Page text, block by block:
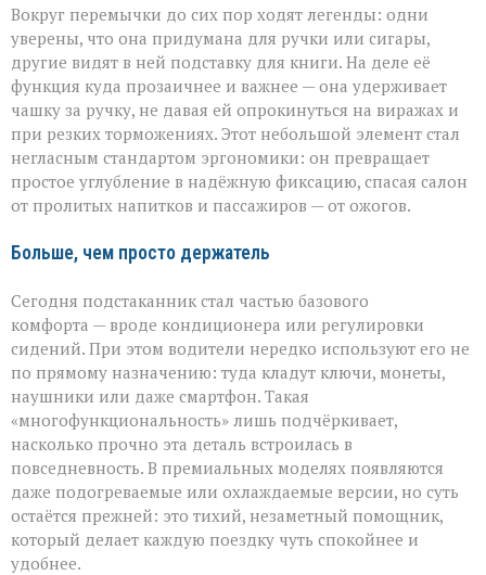
Вокруг перемычки до сих пор ходят легенды: одни
уверены, что она придумана для ручки или сигары,
другие видят в ней подставку для книги. На деле её
функция куда прозаичнее и важнее — она удерживает
чашку за ручку, не давая ей опрокинуться на виражах и
при резких торможениях. Этот небольшой элемент стал
негласным стандартом эргономики: он превращает
простое углубление в надёжную фиксацию, спасая салон
от пролитых напитков и пассажиров — от ожогов.
Больше, чем просто держатель
Сегодня подстаканник стал частью базового
комфорта — вроде кондиционера или регулировки
сидений. При этом водители нередко используют его не
по прямому назначению: туда кладут ключи, монеты,
наушники или даже смартфон. Такая
«многофункциональность» лишь подчёркивает,
насколько прочно эта деталь встроилась в
повседневность. В премиальных моделях появляются
даже подогреваемые или охлаждаемые версии, но суть
остаётся прежней: это тихий, незаметный помощник,
который делает каждую поездку чуть спокойнее и
удобнее.